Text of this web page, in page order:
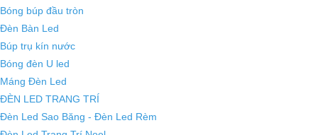
Bóng búp đầu tròn
Đèn Bàn Led
Búp trụ kín nước
Bóng đèn U led
Máng Đèn Led
ĐÈN LED TRANG TRÍ
Đèn Led Sao Băng - Đèn Led Rèm